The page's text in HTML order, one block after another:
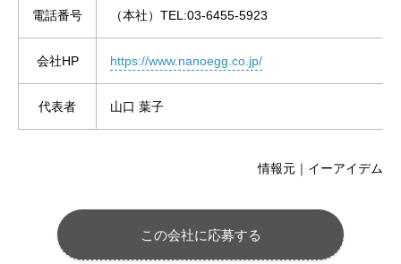
電話番号 （本社）TEL:03-6455-5923
会社HP https://www.nanoegg.co.jp/
代表者 山口 葉子
情報元｜イーアイデム
この会社に応募する